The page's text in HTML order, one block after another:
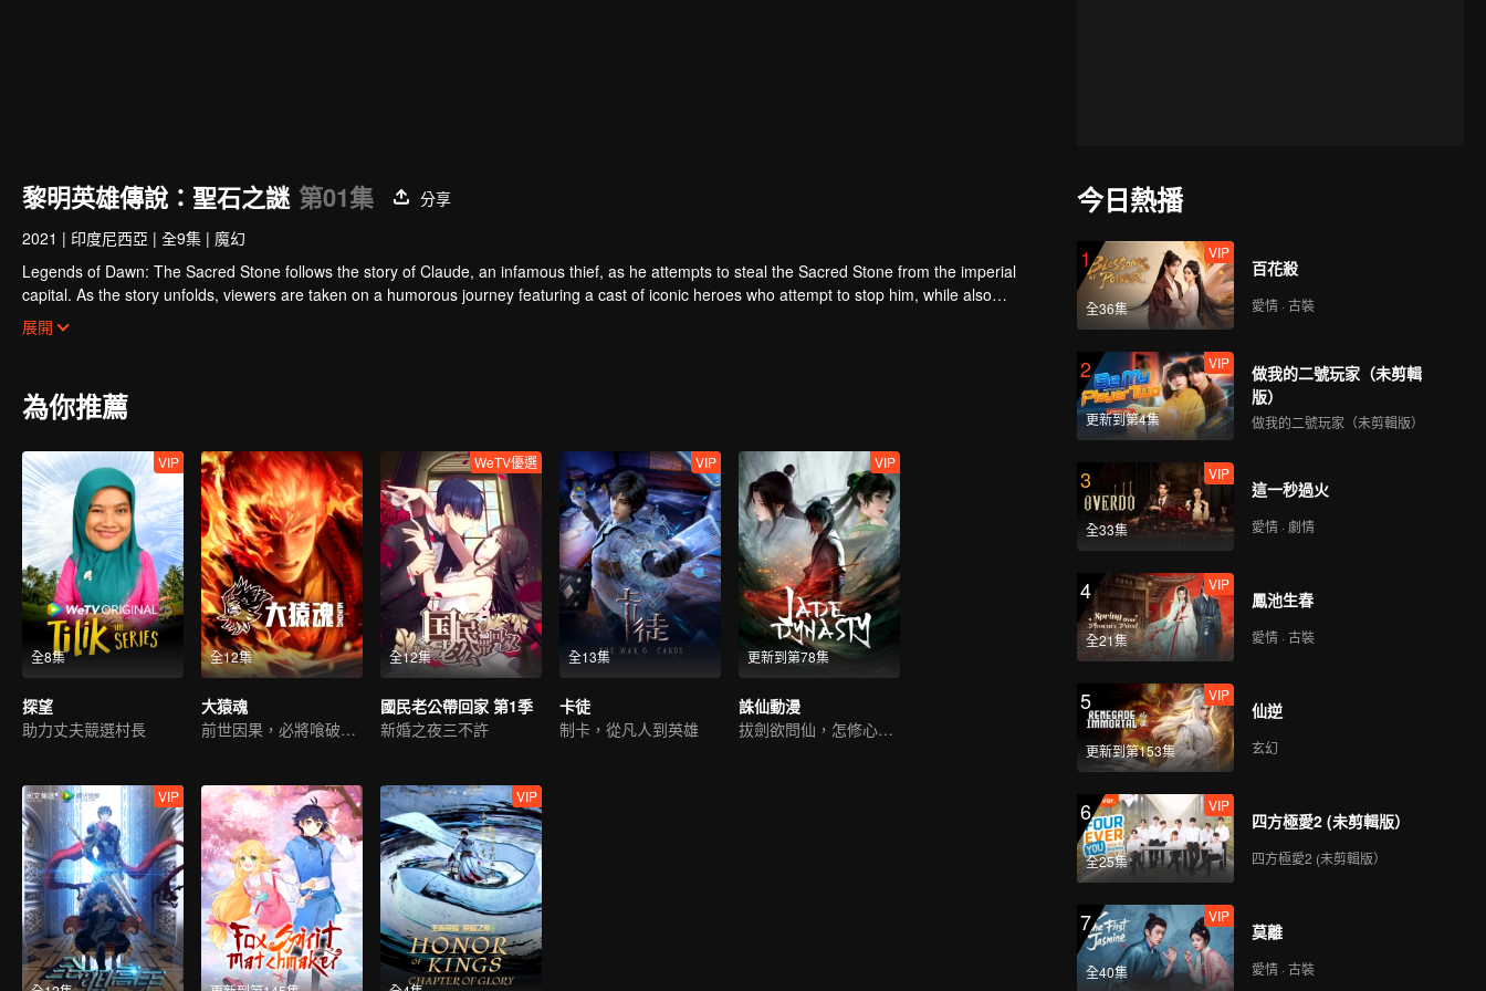
黎明英雄傳說：聖石之謎 第01集
分享
2021 | 印度尼西亞 | 全9集 | 魔幻
Legends of Dawn: The Sacred Stone follows the story of Claude, an infamous thief, as he attempts to steal the Sacred Stone from the imperial
capital. As the story unfolds, viewers are taken on a humorous journey featuring a cast of iconic heroes who attempt to stop him, while also
discovering Claude’s true motives for wanting to steal the stone.
展開
為你推薦
全8集
VIP
探望
助力丈夫競選村長
全12集
大猿魂
前世因果，必將喰破蒼穹
全12集
WeTV優選
國民老公帶回家 第1季
新婚之夜三不許
全13集
VIP
卡徒
制卡，從凡人到英雄
更新到第78集
VIP
誅仙動漫
拔劍欲問仙，怎修心無念
VIP VIP
今日熱播
1
全36集
VIP
百花殺
愛情 · 古裝
2
更新到第4集
VIP
做我的二號玩家（未剪輯
版）
做我的二號玩家（未剪輯版）
3
全33集
VIP
這一秒過火
愛情 · 劇情
4
全21集
VIP
鳳池生春
愛情 · 古裝
5
更新到第153集
VIP
仙逆
玄幻
6
全25集
VIP
四方極愛2 (未剪輯版）
四方極愛2 (未剪輯版）
7
全40集
VIP
莫離
愛情 · 古裝